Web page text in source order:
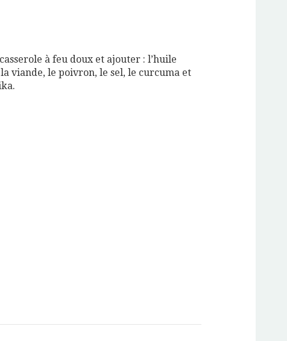
à feu doux et ajouter : l’huile
la viande, le poivron, le sel, le curcuma et